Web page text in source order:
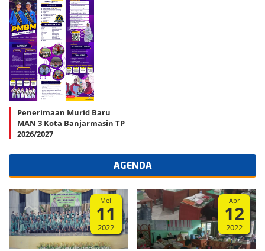
Penerimaan Murid Baru
MAN 3 Kota Banjarmasin TP
2026/2027
AGENDA
Mei
11
2022
Apr
12
2022